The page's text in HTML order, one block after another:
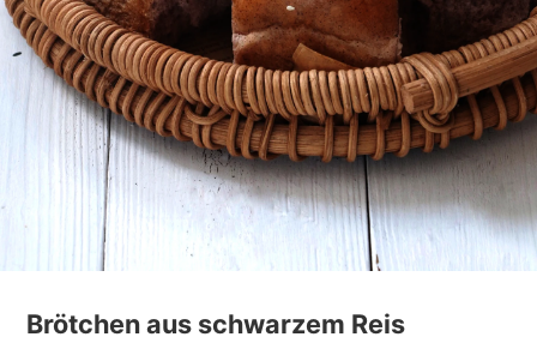
Brötchen aus schwarzem Reis